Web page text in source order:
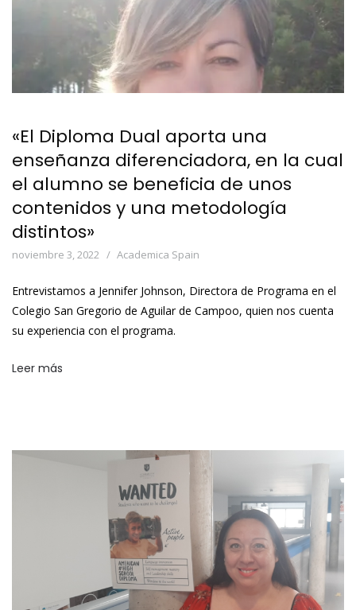
«El Diploma Dual aporta una
enseñanza diferenciadora, en la cual
el alumno se beneficia de unos
contenidos y una metodología
distintos»
noviembre 3, 2022 Academica Spain
Entrevistamos a Jennifer Johnson, Directora de Programa en el
Colegio San Gregorio de Aguilar de Campoo, quien nos cuenta
su experiencia con el programa.
Leer más